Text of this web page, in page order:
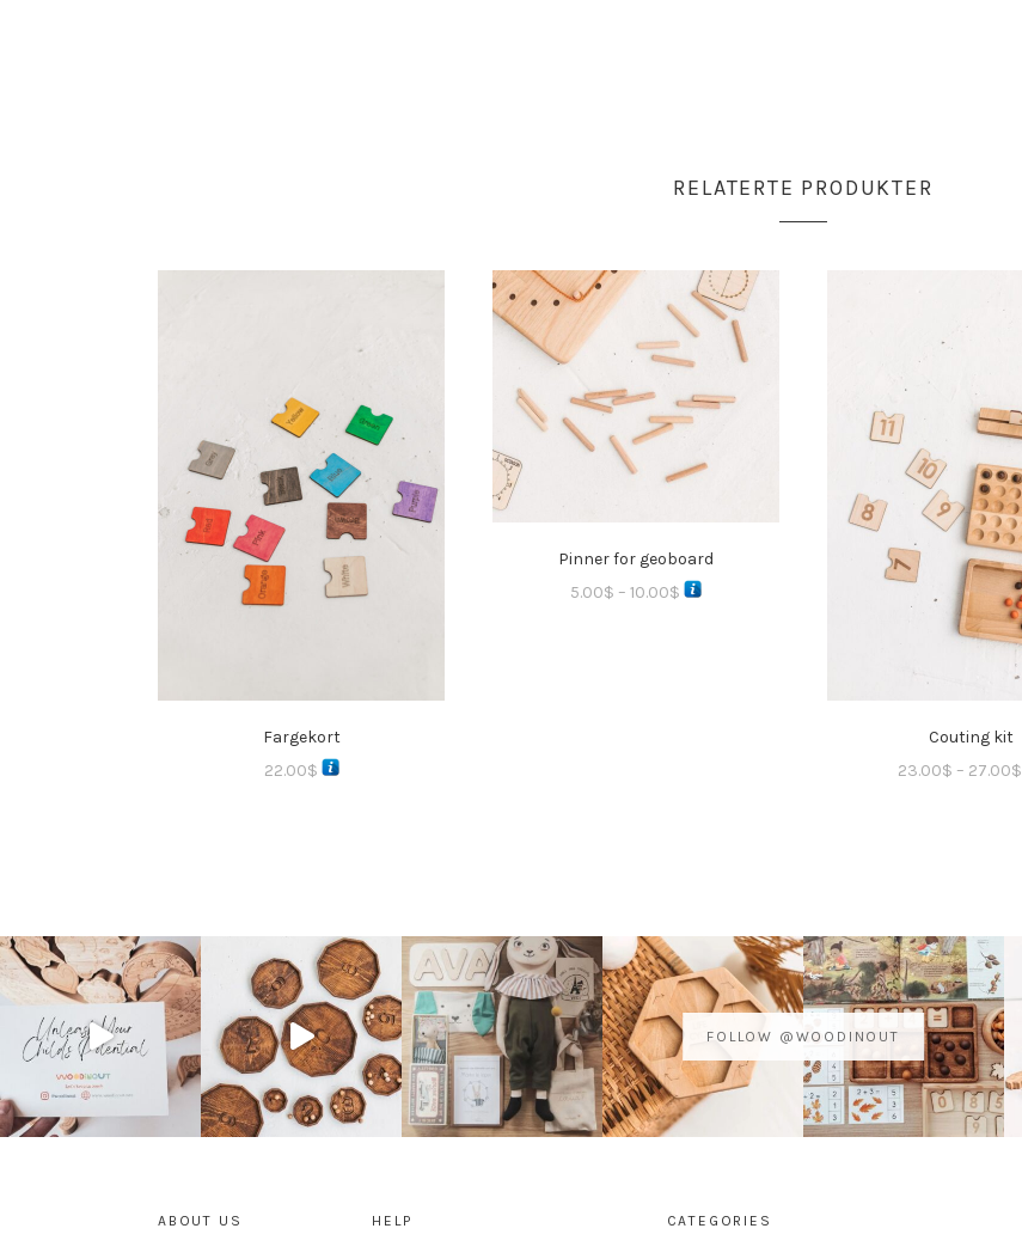
RELATERTE PRODUKTER
Fargekort
22.00$
Pinner for geoboard
5.00$ – 10.00$
Couting kit
23.00$ – 27.00$
FOLLOW @WOODINOUT
ABOUT US HELP CATEGORIES